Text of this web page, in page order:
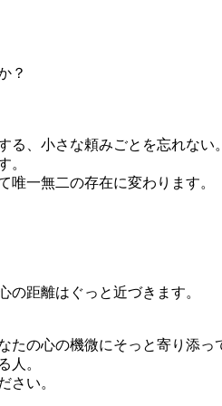
？
、小さな頼みごとを忘れない。
。
一無二の存在に変わります。
距離はぐっと近づきます。
たの心の機微にそっと寄り添っ
人。
さい。